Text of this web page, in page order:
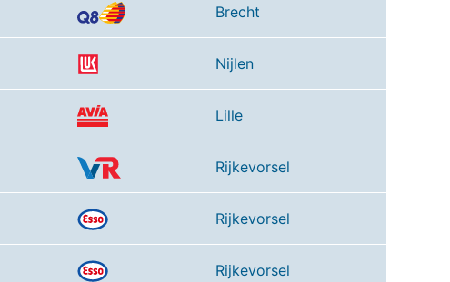
Brecht
Nijlen
Lille
Rijkevorsel
Rijkevorsel
Rijkevorsel